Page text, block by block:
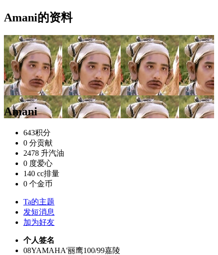
Amani的资料
Amani
643积分
0 分贡献
2478 升汽油
0 度爱心
140 cc排量
0 个金币
Ta的主题
发短消息
加为好友
个人签名
08YAMAHA'丽鹰100/99嘉陵